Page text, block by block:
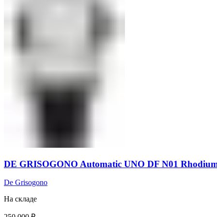
DE GRISOGONO Automatic UNO DF N01
De Grisogono
На складе